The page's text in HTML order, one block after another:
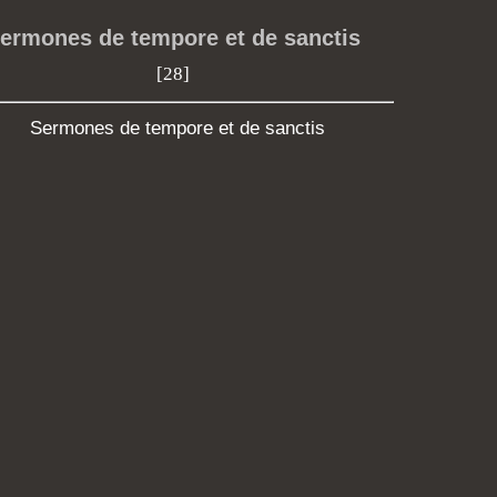
de tempore et de sanctis
[28]
Sermones de tempore et de sanctis